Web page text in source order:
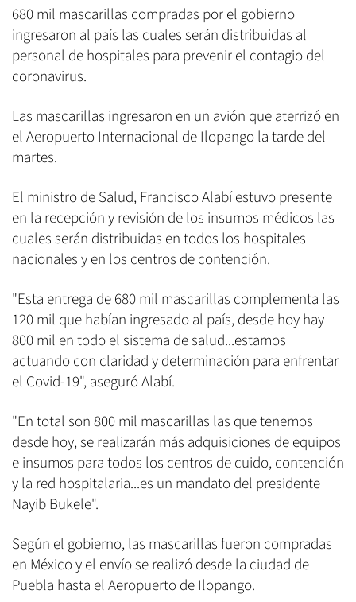
680 mil mascarillas compradas por el gobierno
ingresaron al país las cuales serán distribuidas al
personal de hospitales para prevenir el contagio del
coronavirus.
Las mascarillas ingresaron en un avión que aterrizó en
el Aeropuerto Internacional de Ilopango la tarde del
martes.
El ministro de Salud, Francisco Alabí estuvo presente
en la recepción y revisión de los insumos médicos las
cuales serán distribuidas en todos los hospitales
nacionales y en los centros de contención.
"Esta entrega de 680 mil mascarillas complementa las
120 mil que habían ingresado al país, desde hoy hay
800 mil en todo el sistema de salud...estamos
actuando con claridad y determinación para enfrentar
el Covid-19", aseguró Alabí.
"En total son 800 mil mascarillas las que tenemos
desde hoy, se realizarán más adquisiciones de equipos
e insumos para todos los centros de cuido, contención
y la red hospitalaria...es un mandato del presidente
Nayib Bukele".
Según el gobierno, las mascarillas fueron compradas
en México y el envío se realizó desde la ciudad de
Puebla hasta el Aeropuerto de Ilopango.